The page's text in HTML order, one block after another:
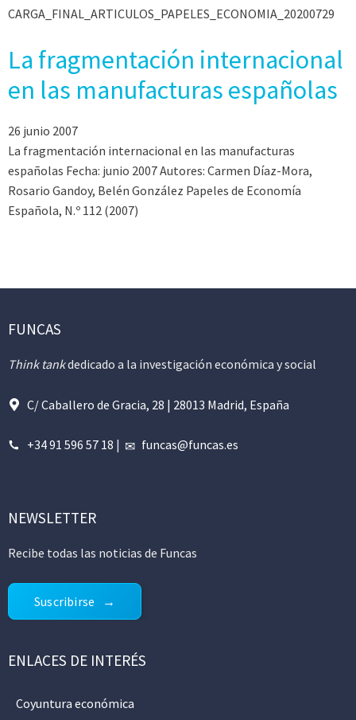
CARGA_FINAL_ARTICULOS_PAPELES_ECONOMIA_20200729
La fragmentación internacional
en las manufacturas españolas
26 junio 2007
La fragmentación internacional en las manufacturas
españolas Fecha: junio 2007 Autores: Carmen Díaz-Mora,
Rosario Gandoy, Belén González Papeles de Economía
Española, N.º 112 (2007)
FUNCAS
Think tankdedicado a la investigación económica y social
C/ Caballero de Gracia, 28 | 28013 Madrid, España
+34 91 596 57 18 | funcas@funcas.es
NEWSLETTER
Recibe todas las noticias de Funcas
Suscribirse
ENLACES DE INTERÉS
Coyuntura económica